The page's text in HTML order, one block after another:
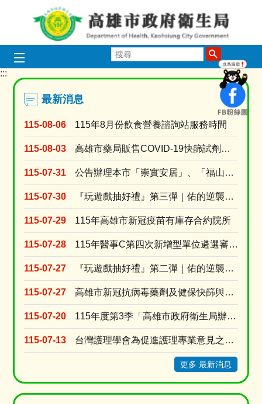
跳到主要內容區塊
尋
播放中
中聯問題油品專區
1150729_新冠疫苗
115度_電子煙違
115豪雨過後整
長照3.0
115衛教主
癌症健康
失智照
顯
圖
片:
長
照
3.0
:::
最新消息
115-08-06 115年8月份飲食營養諮詢站服務時間
115-08-03 高雄市藥局販售COVID-19快篩試劑名單 (115年8月3日上午10時調查)
115-07-31 公告辦理本市「崇實安居」、「福山安居」、「鳳誠安居」、「鳳松安居」、「美都安居」、「岡山社宅....
115-07-30 『玩遊戲抽好禮』第三彈｜佑的逆襲：代謝升級！
115-07-29 115年高雄市新冠疫苗有庫存合約院所
115-07-28 115年醫事C第四次新增型單位遴選審查結果
115-07-27 『玩遊戲抽好禮』第二彈｜佑的逆襲：拒檳行動！
115-07-27 高雄市新冠抗病毒藥劑及健保快篩與自費快篩醫療院所名單
115-07-20 115年度第3季「高雄市政府衛生局辦理長期照顧十年計畫3.0居家式照顧暨喘息服務特約審查」
115-07-13 台灣護理學會為促進護理專業意見之蒐集與交流，強化護理人員參與公共事務及政策發展之機會建置「公....
更多 最新消息